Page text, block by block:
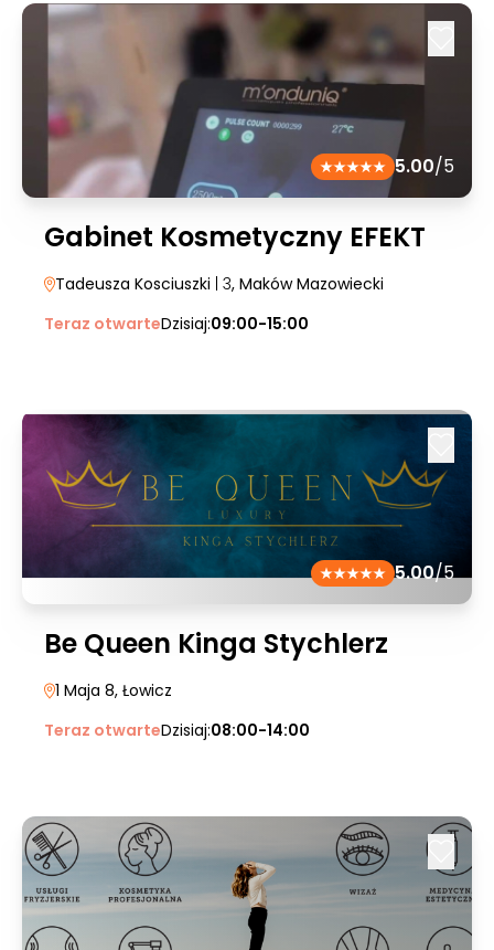
5.00/5
Gabinet Kosmetyczny EFEKT
Tadeusza Kosciuszki | 3, Maków Mazowiecki
Teraz otwarteDzisiaj:09:00-15:00
5.00/5
Be Queen Kinga Stychlerz
1 Maja 8, Łowicz
Teraz otwarteDzisiaj:08:00-14:00